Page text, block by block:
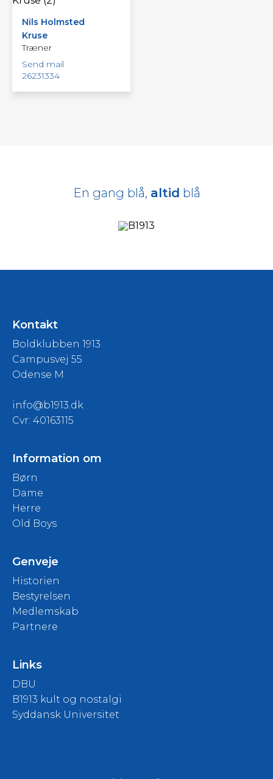
Nils Holmsted
Kruse
Træner
Send mail
26231334
En gang blå, altid blå
Kontakt
Boldklubben 1913
Campusvej 55
Odense M
info@b1913.dk
Cvr: 40163115
Information om
Børn
Dame
Herre
Old Boys
Genveje
Historien
Bestyrelsen
Medlemskab
Partnere
Links
DBU
B1913 kult og nostalgi
Syddansk Universitet